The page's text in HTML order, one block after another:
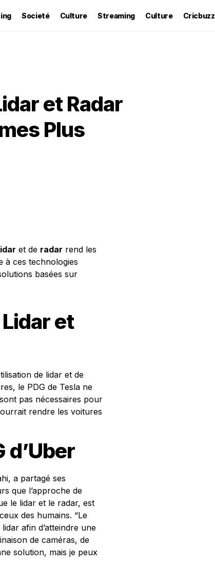
Societé Culture Streaming Culture Cricbuzz
et Radar
Plus
et de radar rend les
à ces technologies
basées sur
et
de lidar et de
le PDG de Tesla ne
pas nécessaires pour
rendre les voitures
d’Uber
a partagé ses
que l’approche de
le lidar et le radar, est
des humains. “Le
afin d’atteindre une
de caméras, de
solution, mais je peux